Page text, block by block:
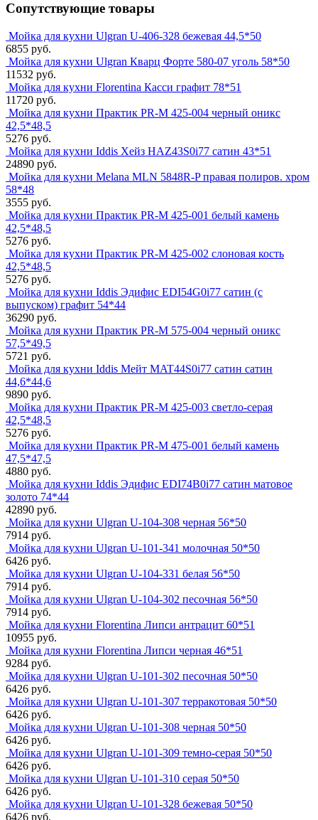
Сопутствующие товары
Мойка для кухни Ulgran U-406-328 бежевая 44,5*50
6855 руб.
Мойка для кухни Ulgran Кварц Форте 580-07 уголь 58*50
11532 руб.
Мойка для кухни Florentina Касси графит 78*51
11720 руб.
Мойка для кухни Практик PR-M 425-004 черный оникс
42,5*48,5
5276 руб.
Мойка для кухни Iddis Хейз HAZ43S0i77 сатин 43*51
24890 руб.
Мойка для кухни Melana MLN 5848R-P правая полиров. хром
58*48
3555 руб.
Мойка для кухни Практик PR-M 425-001 белый камень
42,5*48,5
5276 руб.
Мойка для кухни Практик PR-M 425-002 слоновая кость
42,5*48,5
5276 руб.
Мойка для кухни Iddis Эдифис EDI54G0i77 сатин (с
выпуском) графит 54*44
36290 руб.
Мойка для кухни Практик PR-M 575-004 черный оникс
57,5*49,5
5721 руб.
Мойка для кухни Iddis Мейт MAT44S0i77 сатин сатин
44,6*44,6
9890 руб.
Мойка для кухни Практик PR-M 425-003 светло-серая
42,5*48,5
5276 руб.
Мойка для кухни Практик PR-M 475-001 белый камень
47,5*47,5
4880 руб.
Мойка для кухни Iddis Эдифис EDI74B0i77 сатин матовое
золото 74*44
42890 руб.
Мойка для кухни Ulgran U-104-308 черная 56*50
7914 руб.
Мойка для кухни Ulgran U-101-341 молочная 50*50
6426 руб.
Мойка для кухни Ulgran U-104-331 белая 56*50
7914 руб.
Мойка для кухни Ulgran U-104-302 песочная 56*50
7914 руб.
Мойка для кухни Florentina Липси антрацит 60*51
10955 руб.
Мойка для кухни Florentina Липси черная 46*51
9284 руб.
Мойка для кухни Ulgran U-101-302 песочная 50*50
6426 руб.
Мойка для кухни Ulgran U-101-307 терракотовая 50*50
6426 руб.
Мойка для кухни Ulgran U-101-308 черная 50*50
6426 руб.
Мойка для кухни Ulgran U-101-309 темно-серая 50*50
6426 руб.
Мойка для кухни Ulgran U-101-310 серая 50*50
6426 руб.
Мойка для кухни Ulgran U-101-328 бежевая 50*50
6426 руб.